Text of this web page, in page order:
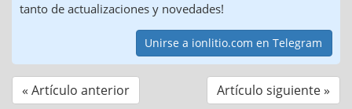
tanto de actualizaciones y novedades!
Unirse a ionlitio.com en Telegram
« Artículo anterior Artículo siguiente »